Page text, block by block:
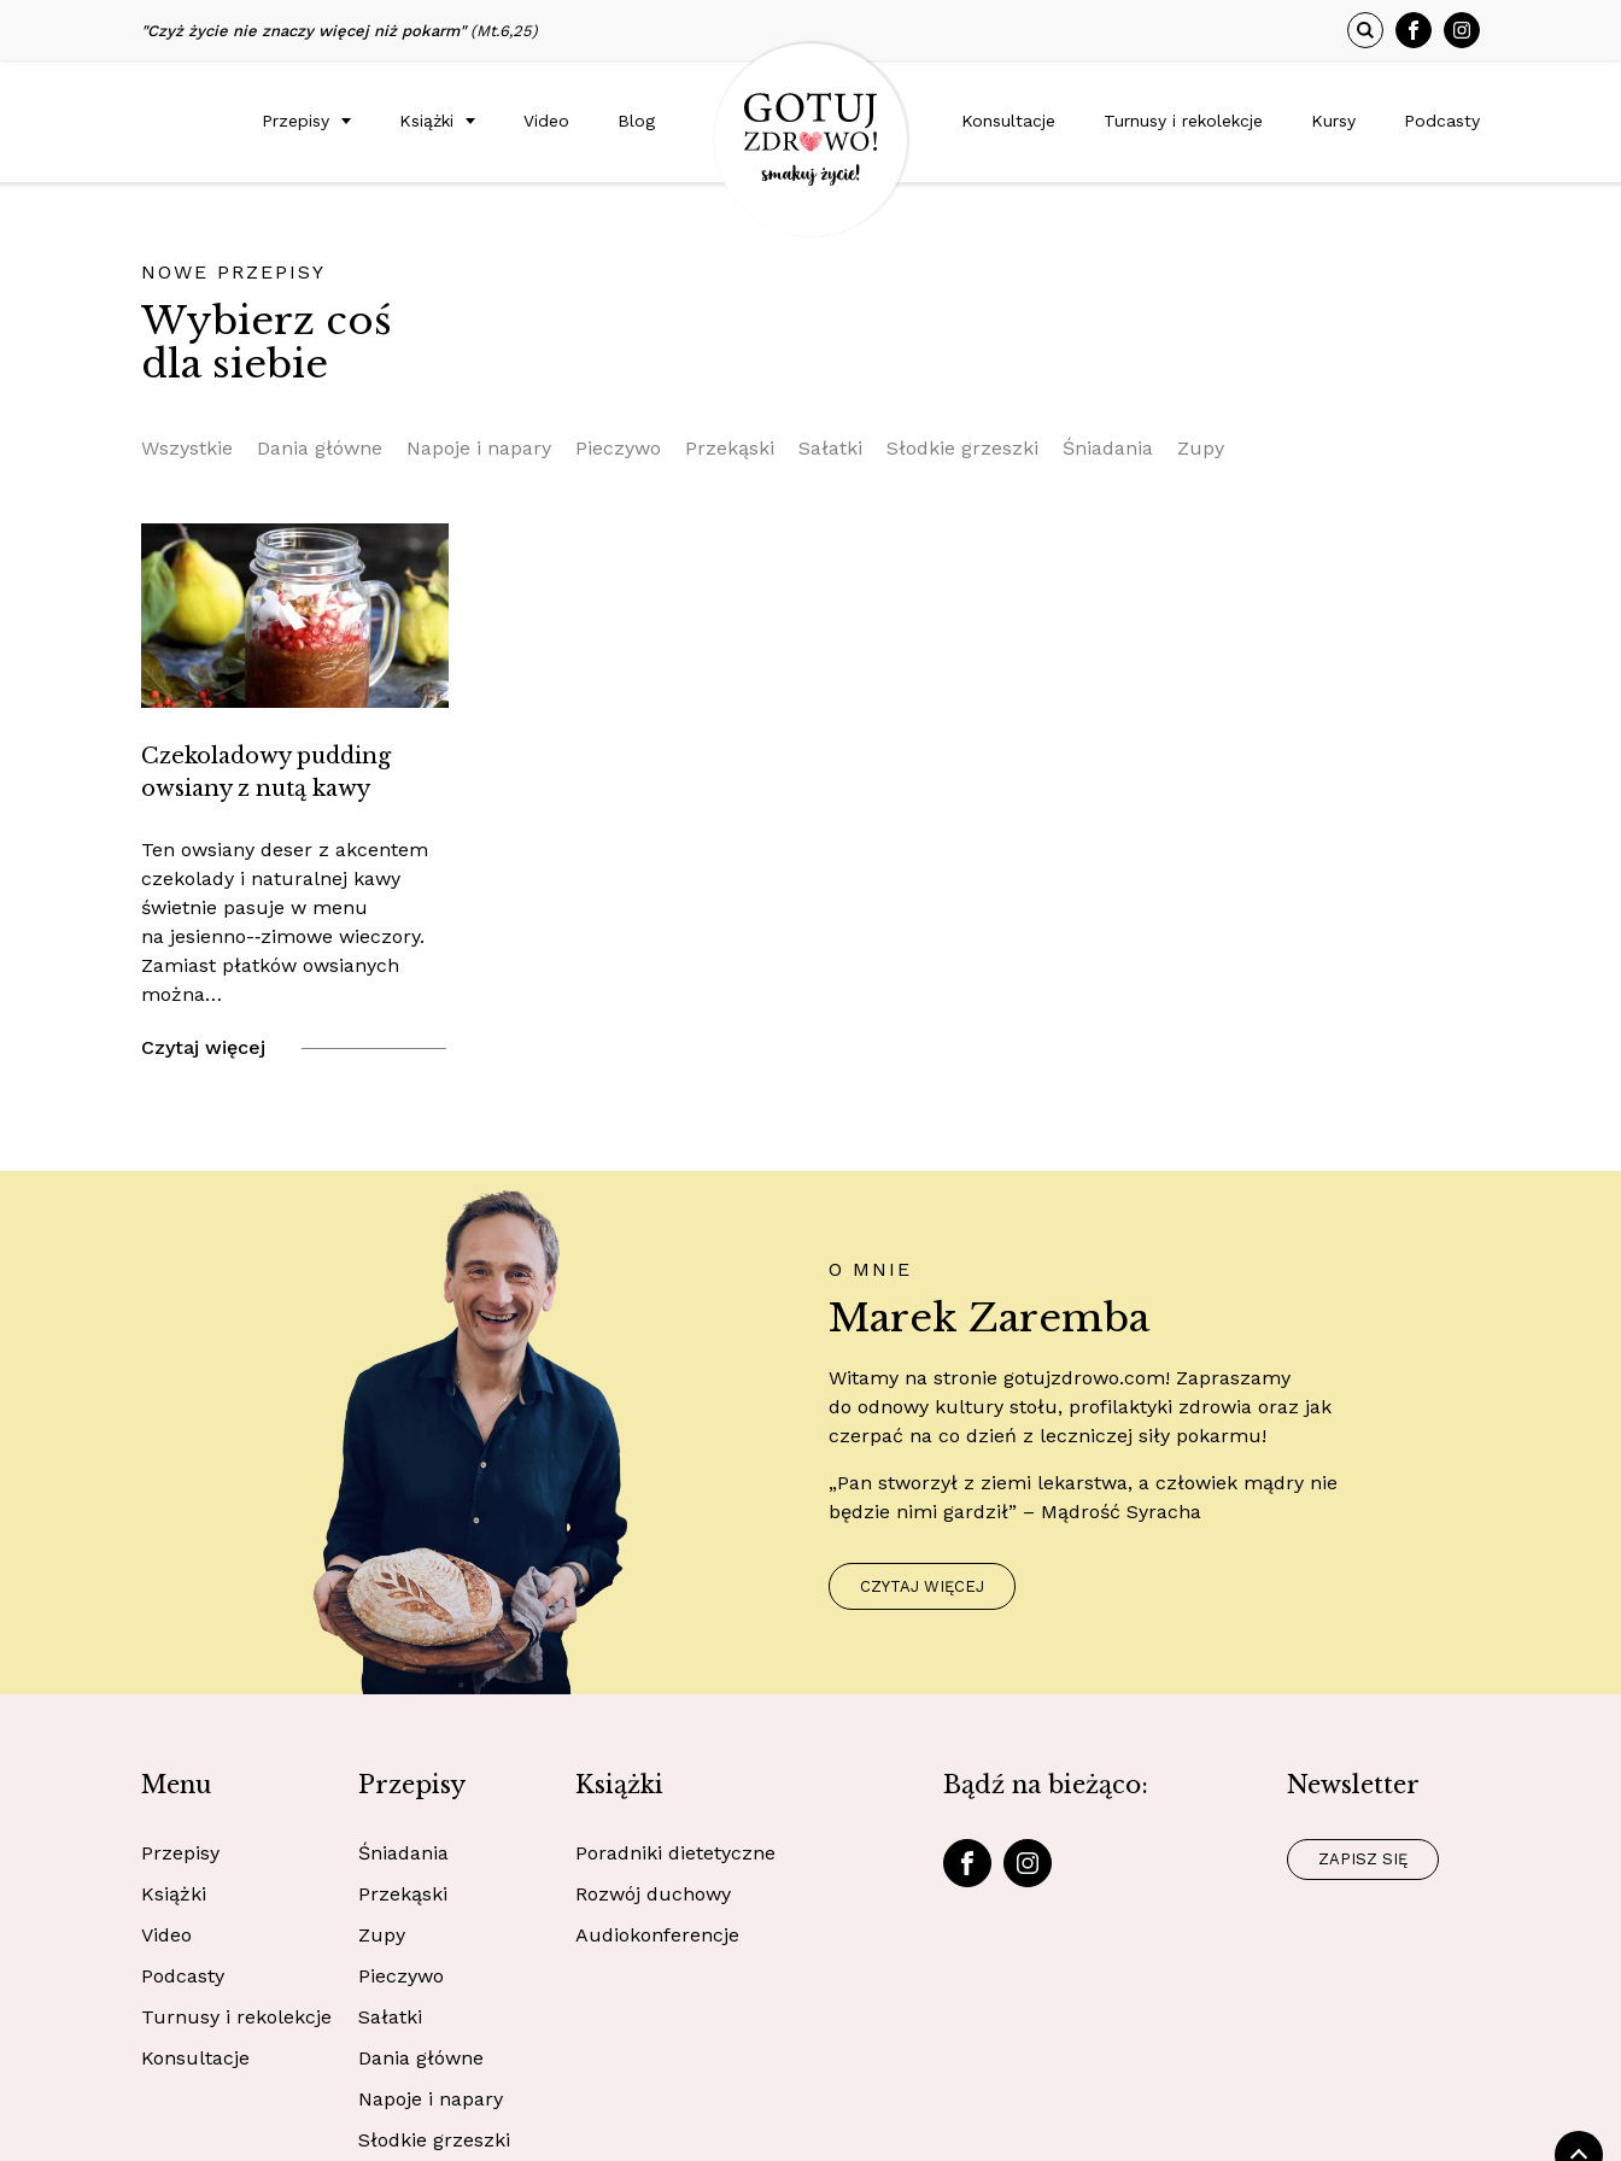
"Czyż życie nie znaczy więcej niż pokarm" (Mt.6,25)
Przepisy Książki Video Blog Konsultacje Turnusy i rekolekcje Kursy Podcasty
Wybierz coś
dla siebie
NOWE PRZEPISY
Wszystkie Dania główne Napoje i napary Pieczywo Przekąski Sałatki Słodkie grzeszki Śniadania Zupy
Czekoladowy pudding
owsiany z nutą kawy
Ten owsiany deser z akcentem
czekolady i naturalnej kawy
świetnie pasuje w menu
na jesienno-‑zimowe wieczory.
Zamiast płatków owsianych
można…
Czytaj więcej
Marek Zaremba
O MNIE
Witamy na stronie gotujzdrowo.com! Zapraszamy
do odnowy kultury stołu, profilaktyki zdrowia oraz jak
czerpać na co dzień z leczniczej siły pokarmu!
„Pan stworzył z ziemi lekarstwa, a człowiek mądry nie
będzie nimi gardził” – Mądrość Syracha
CZYTAJ WIĘCEJ
Menu
Przepisy
Książki
Video
Podcasty
Turnusy i rekolekcje
Konsultacje
Przepisy
Śniadania
Przekąski
Zupy
Pieczywo
Sałatki
Dania główne
Napoje i napary
Słodkie grzeszki
Książki
Poradniki dietetyczne
Rozwój duchowy
Audiokonferencje
Bądź na bieżąco: Newsletter
ZAPISZ SIĘ